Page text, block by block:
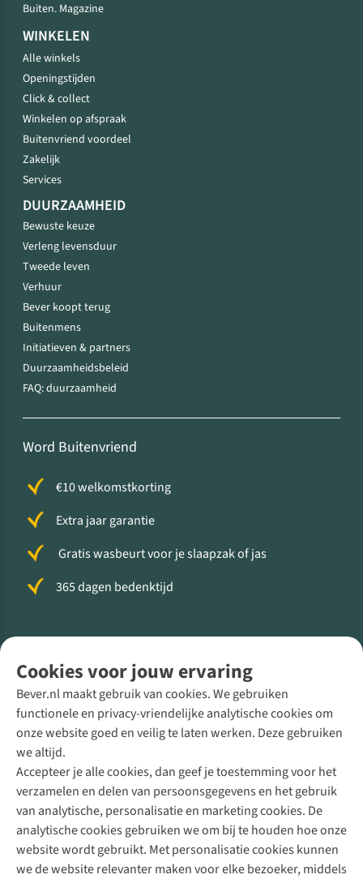
Cookies voor jouw ervaring
Bever.nl maakt gebruik van cookies. We gebruiken
functionele en privacy-vriendelijke analytische cookies om
onze website goed en veilig te laten werken. Deze gebruiken
we altijd.
Accepteer je alle cookies, dan geef je toestemming voor het
verzamelen en delen van persoonsgegevens en het gebruik
van analytische, personalisatie en marketing cookies. De
analytische cookies gebruiken we om bij te houden hoe onze
website wordt gebruikt. Met personalisatie cookies kunnen
we de website relevanter maken voor elke bezoeker, middels
Buiten. Magazine
WINKELEN
Alle winkels
Openingstijden
Click & collect
Winkelen op afspraak
Buitenvriend voordeel
Zakelijk
Services
DUURZAAMHEID
Bewuste keuze
Verleng levensduur
Tweede leven
Verhuur
Bever koopt terug
Buitenmens
Initiatieven & partners
Duurzaamheidsbeleid
FAQ: duurzaamheid
Word Buitenvriend
€10 welkomstkorting
Extra jaar garantie
Gratis wasbeurt voor je slaapzak of jas
365 dagen bedenktijd
Direct advies van een Buitenexpert
+31 (0)85 888 50 88
+31 6 12 28 49 80
Contactformulier